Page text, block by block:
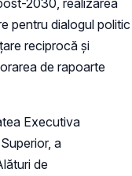
pentru dialogul politic
reciprocă și
de rapoarte
Executiva
a
de